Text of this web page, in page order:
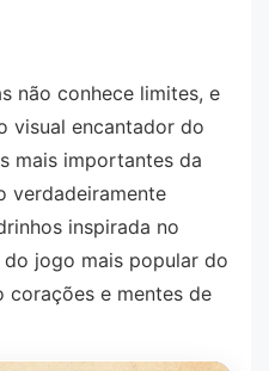
não conhece limites, e
visual encantador do
mais importantes da
verdadeiramente
inspirada no
jogo mais popular do
corações e mentes de